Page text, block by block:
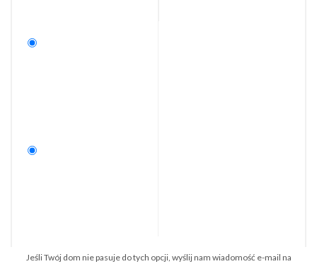
Jeśli Twój dom nie pasuje do tych opcji, wyślij nam wiadomość e-mail na